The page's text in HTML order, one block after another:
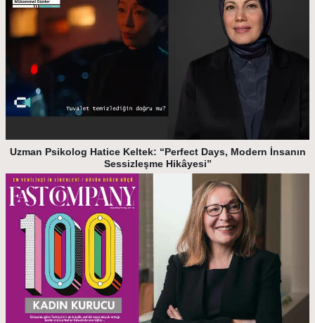
Uzman Psikolog Hatice Keltek: “Perfect Days, Modern İnsanın
Sessizleşme Hikâyesi”